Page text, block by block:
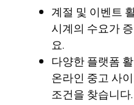
계절 및 이벤트
시계의 수요가
요.
다양한 플랫폼
온라인 중고 사
조건을 찾습니다.